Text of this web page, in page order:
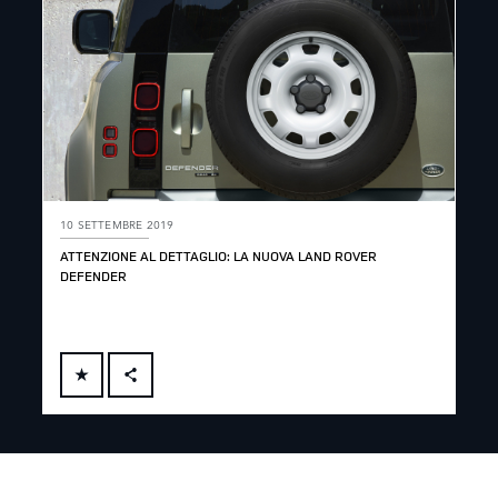
10 SETTEMBRE 2019
ATTENZIONE AL DETTAGLIO: LA NUOVA LAND ROVER
DEFENDER
FACEBOOK